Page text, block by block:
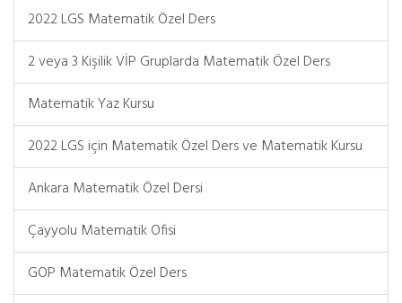
2022 LGS Matematik Özel Ders
2 veya 3 Kişilik VİP Gruplarda Matematik Özel Ders
Matematik Yaz Kursu
2022 LGS için Matematik Özel Ders ve Matematik Kursu
Ankara Matematik Özel Dersi
Çayyolu Matematik Ofisi
GOP Matematik Özel Ders